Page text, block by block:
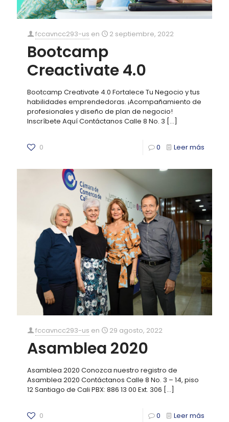
fccavncc293-us en 2 septiembre, 2022
Bootcamp
Creactivate 4.0
Bootcamp Creativate 4.0 Fortalece Tu Negocio y tus
habilidades emprendedoras. ¡Acompañamiento de
profesionales y diseño de plan de negocio!
Inscríbete Aquí Contáctanos Calle 8 No. 3 […]
0 0 Leer más
fccavncc293-us en 29 agosto, 2022
Asamblea 2020
Asamblea 2020 Conozca nuestro registro de
Asamblea 2020 Contáctanos Calle 8 No. 3 – 14, piso
12 Santiago de Cali PBX: 886 13 00 Ext. 306 […]
0 0 Leer más